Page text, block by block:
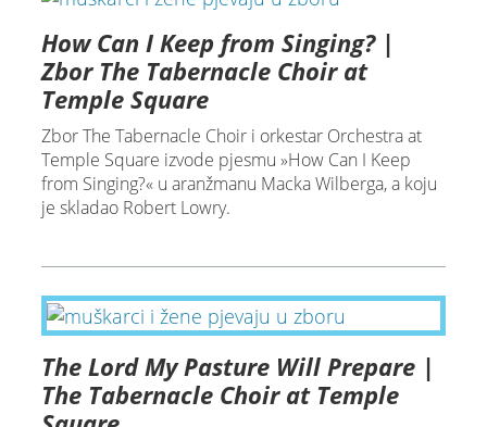
How Can I Keep from Singing? |
Zbor The Tabernacle Choir at
Temple Square
Zbor The Tabernacle Choir i orkestar Orchestra at
Temple Square izvode pjesmu »How Can I Keep
from Singing?« u aranžmanu Macka Wilberga, a koju
je skladao Robert Lowry.
The Lord My Pasture Will Prepare |
The Tabernacle Choir at Temple